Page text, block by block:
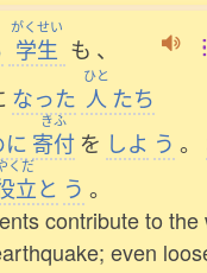
がくせい
学生 も 、
なった
ひと
人 たち
に
きふ
寄付 を しよ う 。
くだ
立と う 。
contribute to
even